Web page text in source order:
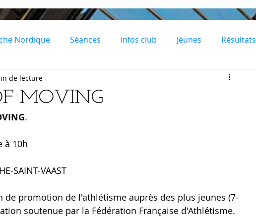
Nordique Séances Infos club Jeunes Résultats
MOVING
de lecture
.
à 10h
SAINT-VAAST
de promotion de l'athlétisme auprès des plus jeunes (7-
soutenue par la Fédération Française d'Athlétisme.